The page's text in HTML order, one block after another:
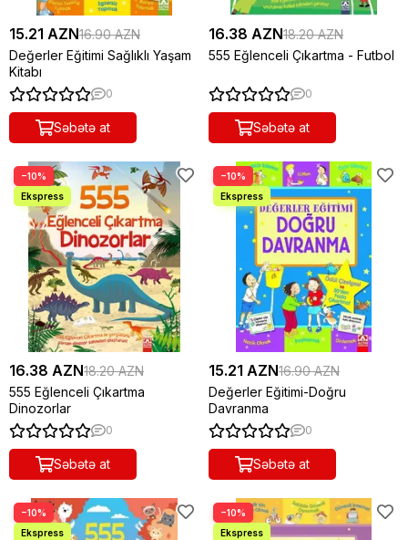
15.21 AZN16.90 AZN
Değerler Eğitimi Sağlıklı Yaşam
Kitabı
0
Səbətə at
16.38 AZN18.20 AZN
555 Eğlenceli Çıkartma - Futbol
0
Səbətə at
−10%
16.38 AZN18.20 AZN
555 Eğlenceli Çıkartma
Dinozorlar
0
Səbətə at
−10%
15.21 AZN16.90 AZN
Değerler Eğitimi-Doğru
Davranma
0
Səbətə at
−10% −10%